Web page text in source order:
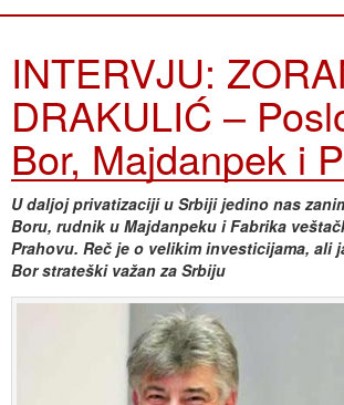
INTERVJU:
DRAKULIĆ –
Bor, Majdanpek i
U daljoj privatizaciji u Srbiji jedino nas
Boru, rudnik u Majdanpeku i Fa­brika
Prahovu. Reč je o velikim investicijama, ali
Bor strateški važan za Srbiju